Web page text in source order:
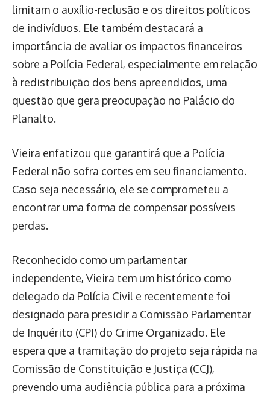
limitam o auxílio-reclusão e os direitos políticos
de indivíduos. Ele também destacará a
importância de avaliar os impactos financeiros
sobre a Polícia Federal, especialmente em relação
à redistribuição dos bens apreendidos, uma
questão que gera preocupação no Palácio do
Planalto.
Vieira enfatizou que garantirá que a Polícia
Federal não sofra cortes em seu financiamento.
Caso seja necessário, ele se comprometeu a
encontrar uma forma de compensar possíveis
perdas.
Reconhecido como um parlamentar
independente, Vieira tem um histórico como
delegado da Polícia Civil e recentemente foi
designado para presidir a Comissão Parlamentar
de Inquérito (CPI) do Crime Organizado. Ele
espera que a tramitação do projeto seja rápida na
Comissão de Constituição e Justiça (CCJ),
prevendo uma audiência pública para a próxima